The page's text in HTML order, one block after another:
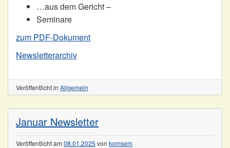
…aus dem Gericht –
Seminare
zum PDF-Dokument
Newsletterarchiv
Veröffentlicht in Allgemein
Januar Newsletter
Veröffentlicht am 08.01.2025 von komsem